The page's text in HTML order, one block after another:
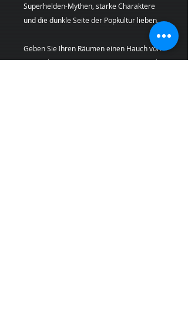
Superhelden-Mythen, starke Charaktere
und die dunkle Seite der Popkultur lieben.
Geben Sie Ihren Räumen einen Hauch von
Originalität mit einem Pop ArtKunstwerk